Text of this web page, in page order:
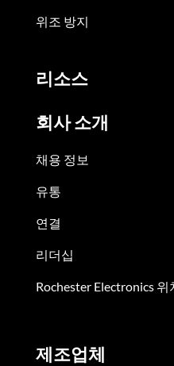
위조 방지
리소스
회사 소개
채용 정보
유통
연결
리더십
Rochester Electronics 위
제조업체